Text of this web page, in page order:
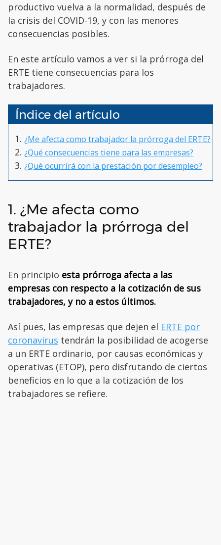
productivo vuelva a la normalidad, después de
la crisis del COVID-19, y con las menores
consecuencias posibles.
En este artículo vamos a ver si la prórroga del
ERTE tiene consecuencias para los
trabajadores.
Índice del artículo
¿Me afecta como trabajador la prórroga del ERTE?
¿Qué consecuencias tiene para las empresas?
¿Qué ocurrirá con la prestación por desempleo?
1. ¿Me afecta como
trabajador la prórroga del
ERTE?
En principio esta prórroga afecta a las
empresas con respecto a la cotización de sus
trabajadores, y no a estos últimos.
Así pues, las empresas que dejen el ERTE por
coronavirus tendrán la posibilidad de acogerse
a un ERTE ordinario, por causas económicas y
operativas (ETOP), pero disfrutando de ciertos
beneficios en lo que a la cotización de los
trabajadores se refiere.